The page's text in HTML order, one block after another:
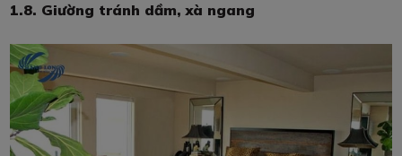
1.8. Giường tránh dầm, xà ngang